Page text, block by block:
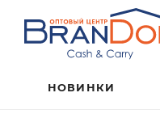
НОВИНКИ